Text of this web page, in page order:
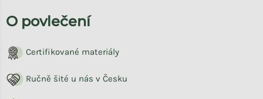
O povlečení
Certifikované materiály
Ručně šité u nás v Česku